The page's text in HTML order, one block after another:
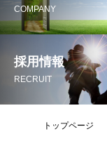
COMPANY
採用情報
RECRUIT
トップページ